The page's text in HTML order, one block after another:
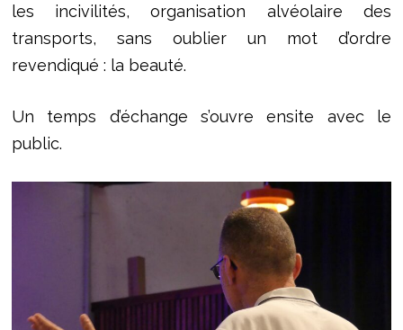
les incivilités, organisation alvéolaire des
transports, sans oublier un mot d’ordre
revendiqué : la beauté.
Un temps d’échange s’ouvre ensite avec le
public.